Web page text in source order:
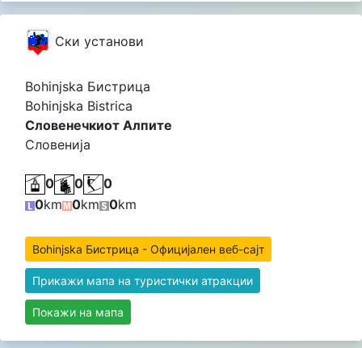
Cки установи
Bohinjska Бистрица
Bohinjska Bistrica
Словенечкиот Алпите
Словенија
0 0
0
0km 0km 0km
Bohinjska Бистрица - Официјален веб-сајт
Прикажи мапа на туристички атракции
Покажи на мапа